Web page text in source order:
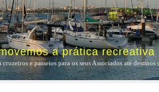
a prática
e passeios para os seus Associados até